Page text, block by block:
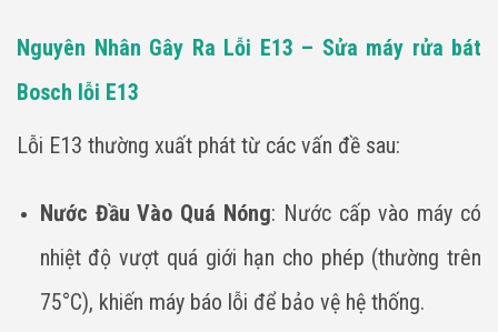
Nguyên Nhân Gây Ra Lỗi E13 – Sửa máy rửa bát
Bosch lỗi E13
Lỗi E13 thường xuất phát từ các vấn đề sau:
Nước Đầu Vào Quá Nóng: Nước cấp vào máy có
nhiệt độ vượt quá giới hạn cho phép (thường trên
75°C), khiến máy báo lỗi để bảo vệ hệ thống.